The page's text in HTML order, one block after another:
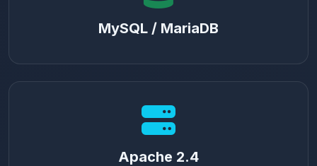
MySQL / MariaDB
Apache 2.4